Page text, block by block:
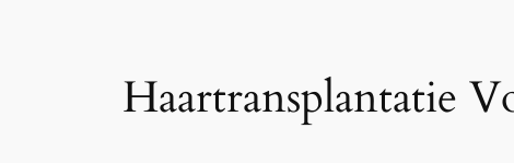
Haartransplantatie